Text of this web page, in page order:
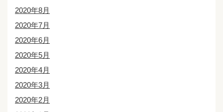
2020年8月
2020年7月
2020年6月
2020年5月
2020年4月
2020年3月
2020年2月